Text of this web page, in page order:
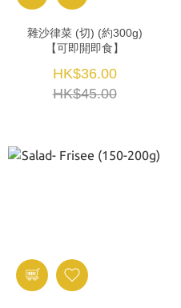
雜沙律菜 (切) (約300g)
【可即開即食】
HK$36.00
HK$45.00